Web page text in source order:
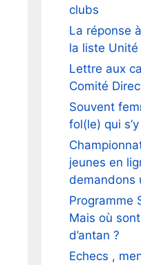
clubs
La réponse
la liste Unité
Lettre aux
Comité
Souvent
fol(le) qui
jeunes en
demandons
Programme
Mais où
d’antan ?
Echecs ,